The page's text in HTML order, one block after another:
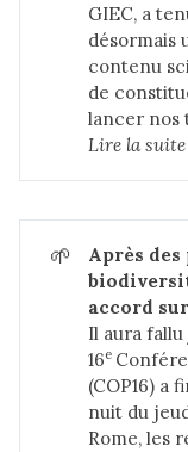
GIEC, a
désormais
contenu
de
lancer nos
Lire la suite
🌱
Après des
accord
Il aura
16e
(COP16) a
nuit du
Rome, les